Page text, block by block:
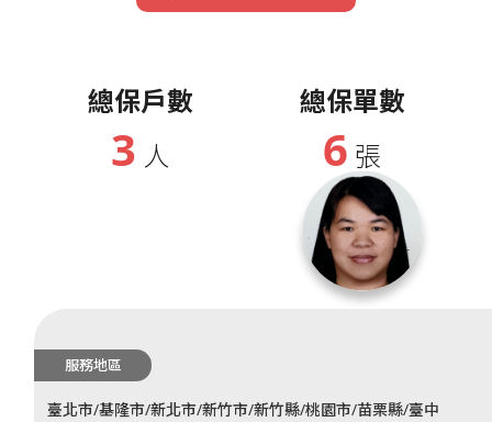
總保戶數
3 人
總保單數
6 張
服務地區
臺北市/基隆市/新北市/新竹市/新竹縣/桃園市/苗栗縣/臺中